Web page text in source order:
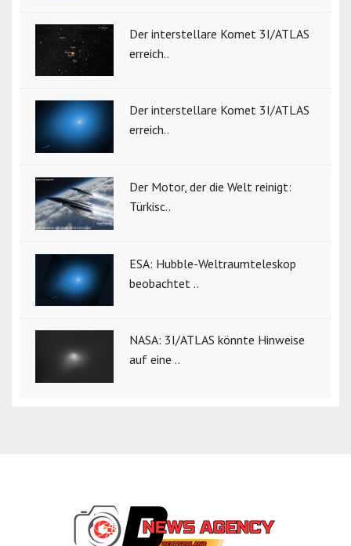
Der interstellare Komet 3I/ATLAS
erreich..
Der interstellare Komet 3I/ATLAS
erreich..
Der Motor, der die Welt reinigt:
Türkisc..
ESA: Hubble-Weltraumteleskop
beobachtet ..
NASA: 3I/ATLAS könnte Hinweise
auf eine ..